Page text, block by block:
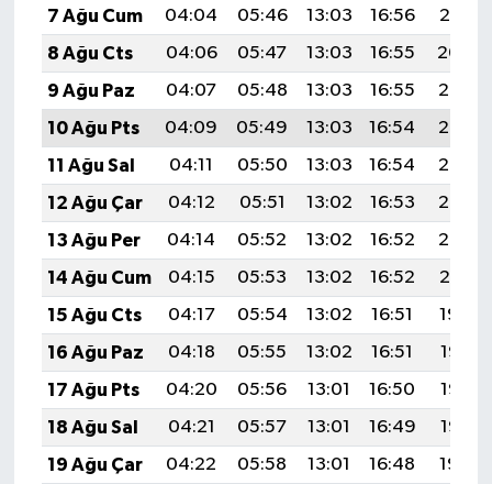
7 Ağu Cum
04:04 05:46 13:03 16:56
20:10
8 Ağu Cts
04:06 05:47 13:03 16:55
20:09
9 Ağu Paz
04:07 05:48 13:03 16:55
20:07
10 Ağu Pts
04:09 05:49 13:03 16:54
20:06
11 Ağu Sal
04:11 05:50 13:03 16:54
20:05
12 Ağu Çar
04:12 05:51 13:02 16:53
20:03
13 Ağu Per
04:14 05:52 13:02 16:52
20:02
14 Ağu Cum
04:15 05:53 13:02 16:52
20:01
15 Ağu Cts
04:17 05:54 13:02 16:51
19:59
16 Ağu Paz
04:18 05:55 13:02 16:51
19:58
17 Ağu Pts
04:20 05:56 13:01 16:50
19:57
18 Ağu Sal
04:21 05:57 13:01 16:49
19:55
19 Ağu Çar
04:22 05:58 13:01 16:48
19:54